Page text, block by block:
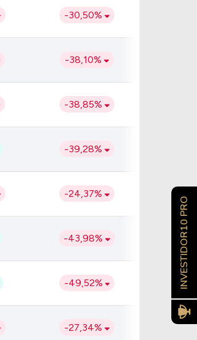
-30,50%
-38,10%
-38,85%
-39,28%
-24,37%
-43,98%
-49,52%
-27,34%
INVESTIDOR10 PRO